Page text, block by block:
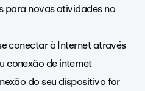
para novas atividades no
conectar à Internet através
conexão de internet
do seu dispositivo for